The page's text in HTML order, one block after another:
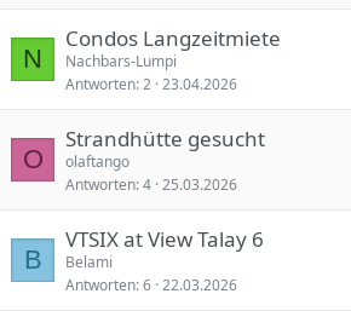
N
Condos Langzeitmiete
Nachbars-Lumpi
Antworten 2 23.04.2026
O
Strandhütte gesucht
olaftango
Antworten 4 25.03.2026
B
VTSIX at View Talay 6
Belami
Antworten 6 22.03.2026